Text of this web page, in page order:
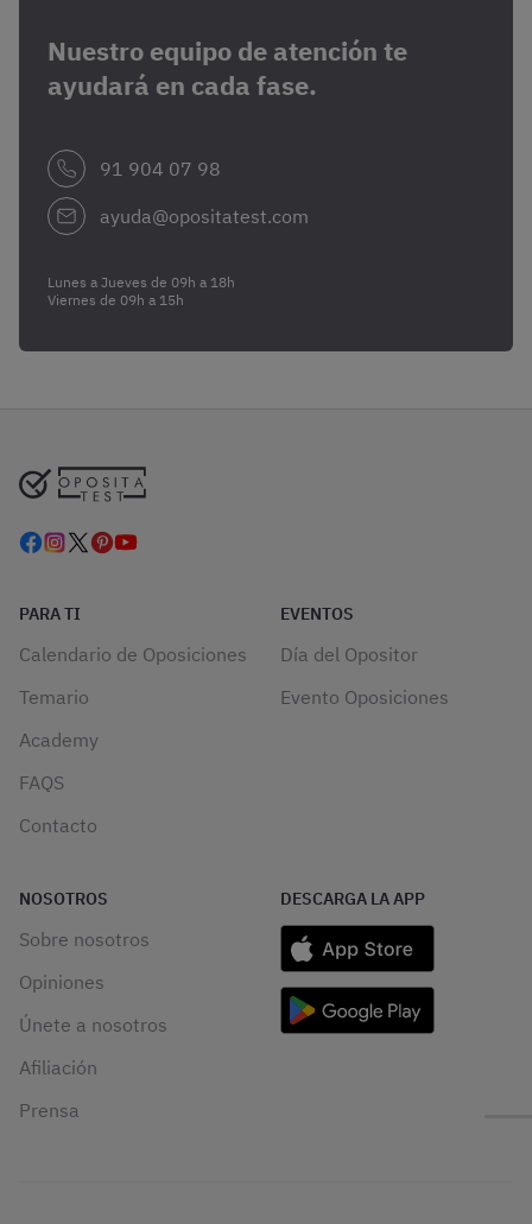
Nuestro equipo de atención te
ayudará en cada fase.
91 904 07 98
ayuda@opositatest.com
Lunes a Jueves de 09h a 18h
Viernes de 09h a 15h